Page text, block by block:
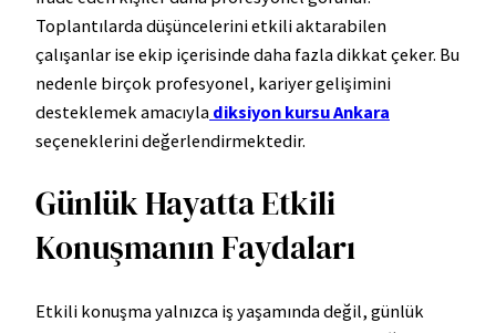
Toplantılarda düşüncelerini etkili aktarabilen
çalışanlar ise ekip içerisinde daha fazla dikkat çeker. Bu
nedenle birçok profesyonel, kariyer gelişimini
desteklemek amacıyla diksiyon kursu Ankara
seçeneklerini değerlendirmektedir.
Günlük Hayatta Etkili
Konuşmanın Faydaları
Etkili konuşma yalnızca iş yaşamında değil, günlük